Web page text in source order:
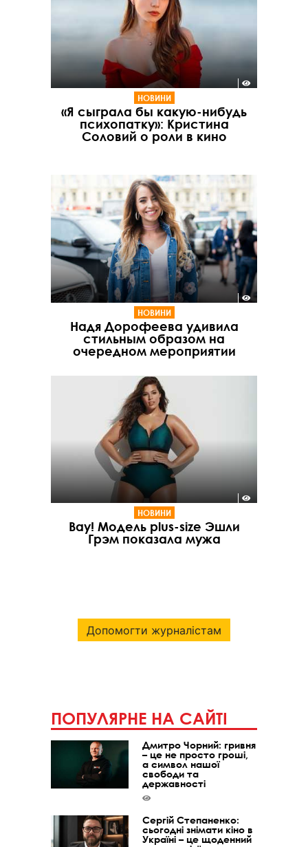
НОВИНИ
«Я сыграла бы какую-нибудь
психопатку»: Кристина
Соловий о роли в кино
НОВИНИ
Надя Дорофеева удивила
стильным образом на
очередном мероприятии
НОВИНИ
Вау! Модель plus-size Эшли
Грэм показала мужа
Допомогти журналістам
ПОПУЛЯРНЕ НА САЙТІ
Дмитро Чорний: гривня
– це не просто гроші,
а символ нашої
свободи та
державності
Сергій Степаненко:
сьогодні знімати кіно в
Україні – це щоденний